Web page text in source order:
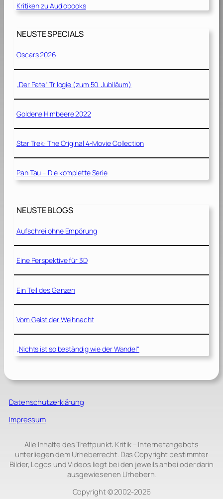
Kritiken zu Audiobooks
NEUSTE SPECIALS
Oscars 2026
„Der Pate“ Trilogie (zum 50. Jubiläum)
Goldene Himbeere 2022
Star Trek: The Original 4-Movie Collection
Pan Tau – Die komplette Serie
NEUSTE BLOGS
Aufschrei ohne Empörung
Eine Perspektive für 3D
Ein Teil des Ganzen
Vom Geist der Weihnacht
„Nichts ist so beständig wie der Wandel“
Datenschutzerklärung
Impressum
Alle Inhalte des Treffpunkt: Kritik – Internetangebots
unterliegen dem Urheberrecht. Das Copyright bestimmter
Bilder, Logos und Videos liegt bei den jeweils anbei oder darin
ausgewiesenen Urhebern.
Copyright © 2002‑2026